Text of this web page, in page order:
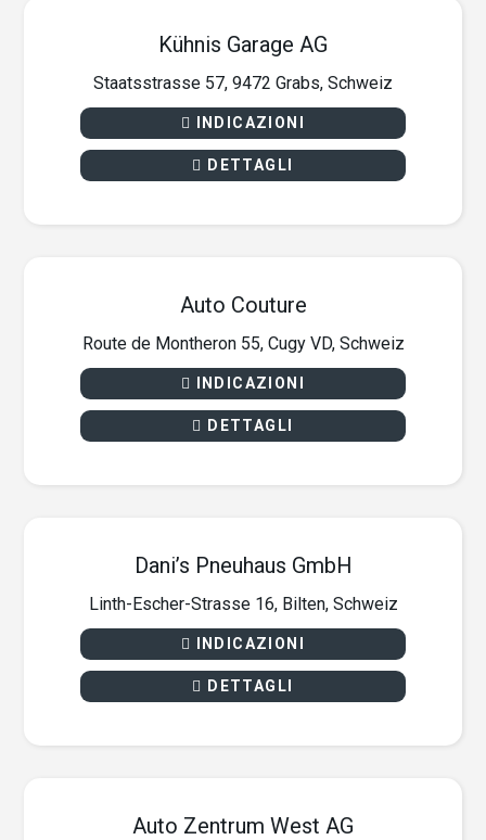
Kühnis Garage AG
Staatsstrasse 57, 9472 Grabs, Schweiz
INDICAZIONI
DETTAGLI
Auto Couture
Route de Montheron 55, Cugy VD, Schweiz
INDICAZIONI
DETTAGLI
Dani’s Pneuhaus GmbH
Linth-Escher-Strasse 16, Bilten, Schweiz
INDICAZIONI
DETTAGLI
Auto Zentrum West AG